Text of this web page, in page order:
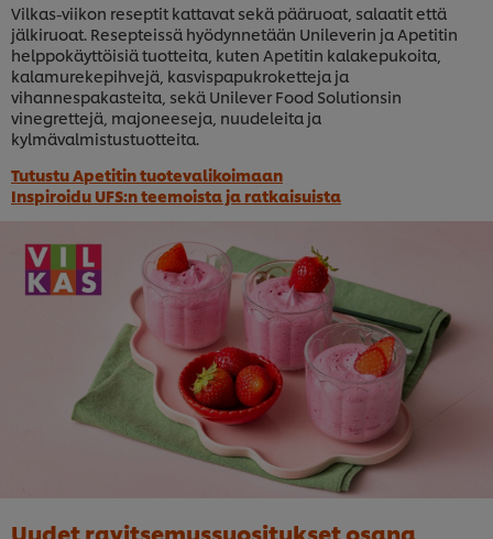
Vilkas-viikon reseptit kattavat sekä pääruoat, salaatit että
jälkiruoat. Resepteissä hyödynnetään Unileverin ja Apetitin
helppokäyttöisiä tuotteita, kuten Apetitin kalakepukoita,
kalamurekepihvejä, kasvispapukroketteja ja
vihannespakasteita, sekä Unilever Food Solutionsin
vinegrettejä, majoneeseja, nuudeleita ja
kylmävalmistustuotteita.
Tutustu Apetitin tuotevalikoimaan
Inspiroidu UFS:n teemoista ja ratkaisuista
Uudet ravitsemussuositukset osana